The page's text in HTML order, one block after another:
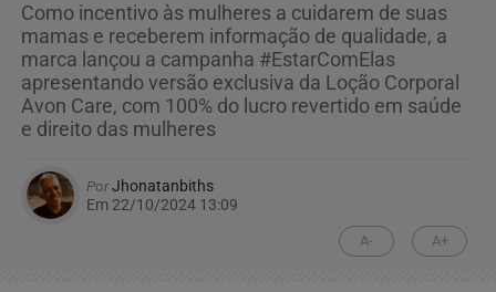
Como incentivo às mulheres a cuidarem de suas
mamas e receberem informação de qualidade, a
marca lançou a campanha #EstarComElas
apresentando versão exclusiva da Loção Corporal
Avon Care, com 100% do lucro revertido em saúde
e direito das mulheres
PorJhonatanbiths
Em 22/10/2024 13:09
A- A+